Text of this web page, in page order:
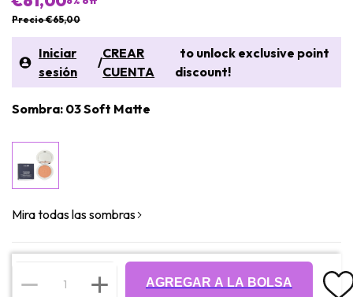
Precio €65,00
Iniciar
sesión
/
CREAR
CUENTA
to unlock exclusive point
discount!
Sombra: 03 Soft Matte
Mira todas las sombras
AGREGAR A LA BOLSA